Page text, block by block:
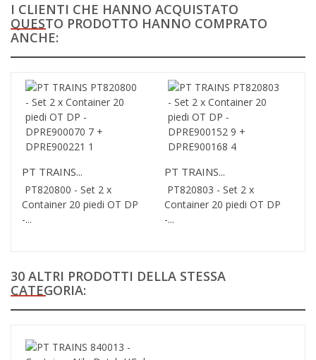
I CLIENTI CHE HANNO ACQUISTATO
QUESTO PRODOTTO HANNO COMPRATO
ANCHE:
PT TRAINS...
PT820800 - Set 2 x
Container 20 piedi OT DP
-...
PT TRAINS...
PT820803 - Set 2 x
Container 20 piedi OT DP
-...
30 ALTRI PRODOTTI DELLA STESSA
CATEGORIA: